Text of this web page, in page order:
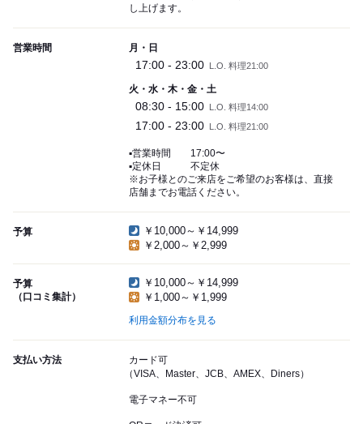
し上げます。
営業時間 月・日
17:00 - 23:00 L.O. 料理21:00
火・水・木・金・土
08:30 - 15:00 L.O. 料理14:00
17:00 - 23:00 L.O. 料理21:00
▪︎営業時間 17:00〜
▪︎定休日 不定休
※お子様とのご来店をご希望のお客様は、直接
店舗までお電話ください。
予算
￥10,000～￥14,999
￥2,000～￥2,999
予算
（口コミ集計）
￥10,000～￥14,999
￥1,000～￥1,999
利用金額分布を見る
支払い方法
カード可
（VISA、Master、JCB、AMEX、Diners）
電子マネー不可